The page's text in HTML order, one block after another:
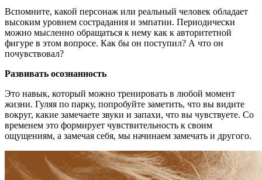
Вспомните, какой персонаж или реальный человек обладает
высоким уровнем сострадания и эмпатии. Периодически
можно мысленно обращаться к нему как к авторитетной
фигуре в этом вопросе. Как бы он поступил? А что он
почувствовал?
Развивать осознанность
Это навык, который можно тренировать в любой момент
жизни. Гуляя по парку, попробуйте заметить, что вы видите
вокруг, какие замечаете звуки и запахи, что вы чувствуете. Со
временем это формирует чувствительность к своим
ощущениям, а замечая себя, мы начинаем замечать и другого.